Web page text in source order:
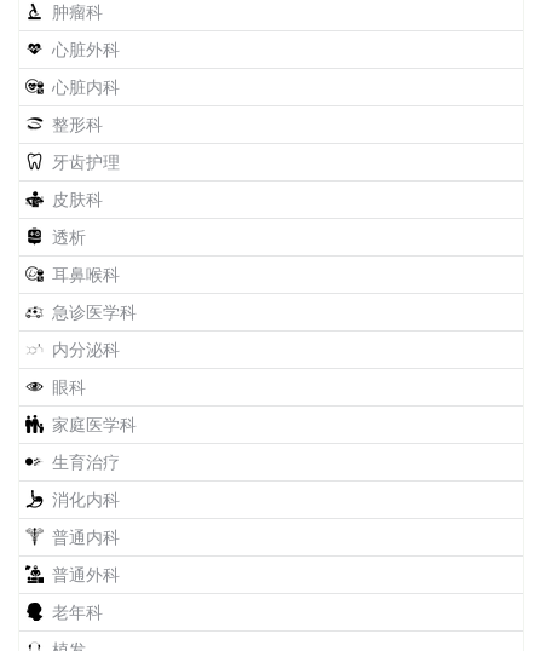
肿瘤科
心脏外科
心脏内科
整形科
牙齿护理
皮肤科
透析
耳鼻喉科
急诊医学科
内分泌科
眼科
家庭医学科
生育治疗
消化内科
普通内科
普通外科
老年科